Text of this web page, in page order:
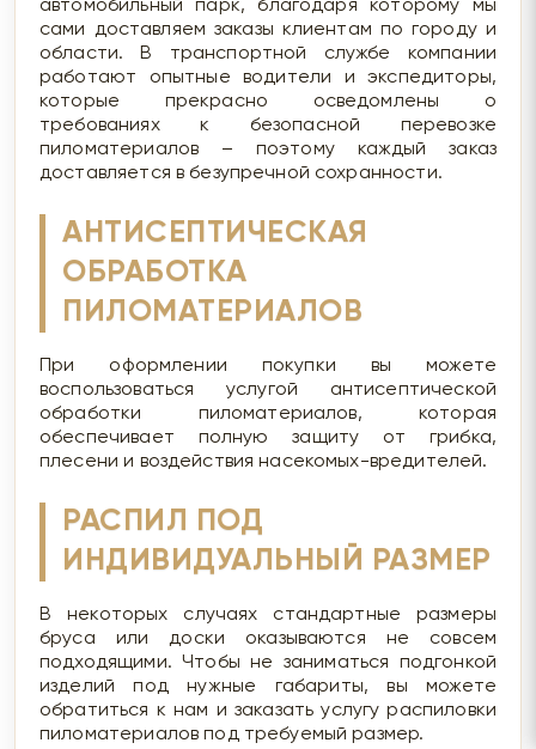
автомобильный парк, благодаря которому мы
сами доставляем заказы клиентам по городу и
области. В транспортной службе компании
работают опытные водители и экспедиторы,
которые прекрасно осведомлены о
требованиях к безопасной перевозке
пиломатериалов – поэтому каждый заказ
доставляется в безупречной сохранности.
АНТИСЕПТИЧЕСКАЯ
ОБРАБОТКА
ПИЛОМАТЕРИАЛОВ
При оформлении покупки вы можете
воспользоваться услугой антисептической
обработки пиломатериалов, которая
обеспечивает полную защиту от грибка,
плесени и воздействия насекомых-вредителей.
РАСПИЛ ПОД
ИНДИВИДУАЛЬНЫЙ РАЗМЕР
В некоторых случаях стандартные размеры
бруса или доски оказываются не совсем
подходящими. Чтобы не заниматься подгонкой
изделий под нужные габариты, вы можете
обратиться к нам и заказать услугу распиловки
пиломатериалов под требуемый размер.